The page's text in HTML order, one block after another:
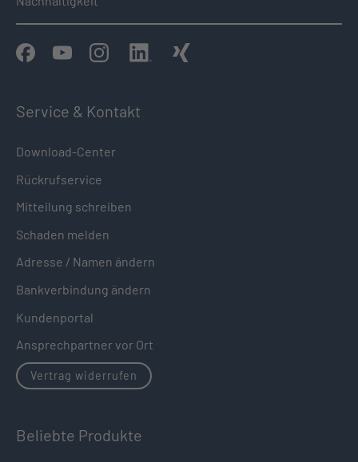
Service & Kontakt
Download-Center
Rückrufservice
Mitteilung schreiben
Schaden melden
Adresse / Namen ändern
Bankverbindung ändern
Kundenportal
Ansprechpartner vor Ort
Vertrag widerrufen
Beliebte Produkte